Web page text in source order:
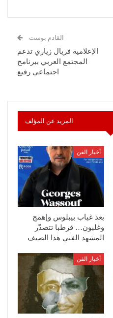
القادم بوست
الإعلامية فريال زياري تدعم
المجتمع العربي ببرنامج
اجتماعي رفيع
المزيد عن المؤلف
أخبار الفن
بعد غياب بيبلوس وإهمج
وغلبون… قرطبا تتصدّر
المشهد الفني هذا الصيف
أخبار الفن